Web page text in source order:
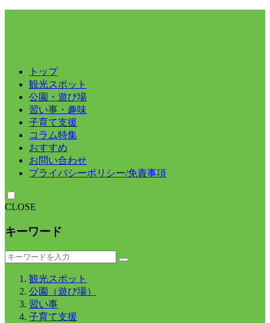
トップ
観光スポット
公園・遊び場
習い事・趣味
子育て支援
コラム特集
おすすめ
お問い合わせ
プライバシーポリシー/免責事項
CLOSE
キーワード
観光スポット
公園（遊び場）
習い事
子育て支援